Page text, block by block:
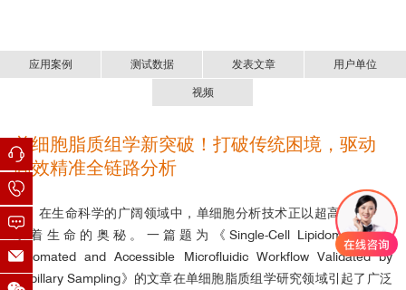
应用案例 测试数据 发表文章 用户单位
视频
单细胞脂质组学新突破！打破传统困境，驱动
高效精准全链路分析
在生命科学的广阔领域中，单细胞分析技术正以超高的精度揭
示着生命的奥秘。 一篇题为《Single-Cell Lipidomics - An
Automated and Accessible Microfluidic Workflow Validated by
Capillary Sampling》的文章在单细胞脂质组学研究领域引起了广泛
K562细胞单细胞测序
使用isoPick自动将K562 细胞拾取并转移至含3.5 µlscWGA试
剂的PCR 管中，并无缝衔接scWGA反应。琼脂糖凝胶电泳结果显示
单细胞可视化分选系统已发表于Cell、Advanced Science、Small
Methods、Nature Communications
的文献：
高校、研究所等科研机构：
University of Arkansas for Medical Sciences
Stanford University
ETH Zürich
单细胞腔室GRID阵列制备